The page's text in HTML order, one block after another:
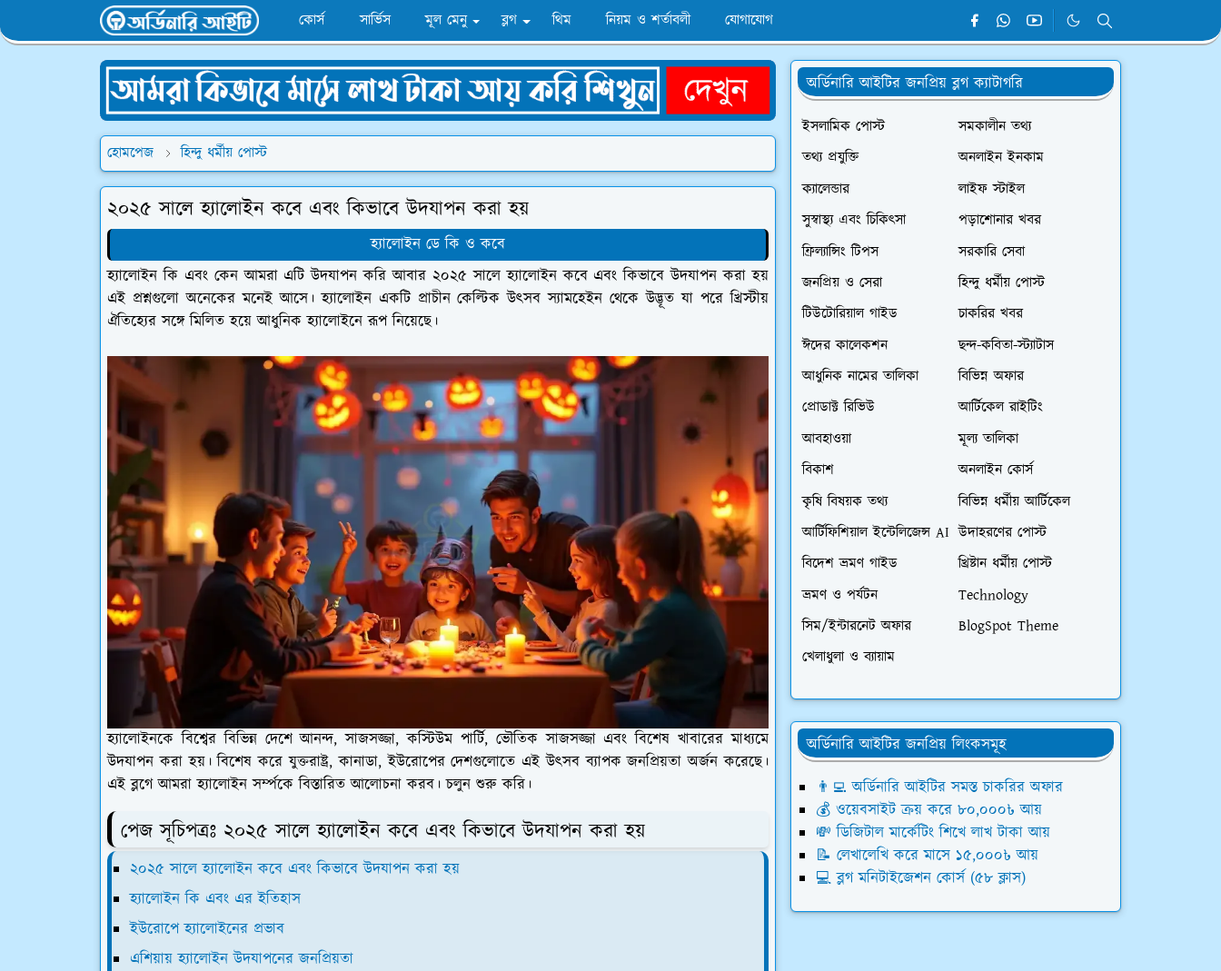
কোর্স সার্ভিস মূল মেনু ব্লগ থিম নিয়ম ও শর্তাবলী যোগাযোগ
হোমপেজ হিন্দু ধর্মীয় পোস্ট
২০২৫ সালে হ্যালোইন কবে এবং কিভাবে উদযাপন করা হয়
হ্যালোইন ডে কি ও কবে
হ্যালোইন কি এবং কেন আমরা এটি উদযাপন করি আবার ২০২৫ সালে হ্যালোইন কবে এবং কিভাবে উদযাপন করা হয়
এই প্রশ্নগুলো অনেকের মনেই আসে। হ্যালোইন একটি প্রাচীন কেল্টিক উৎসব স্যামহেইন থেকে উদ্ভূত যা পরে খ্রিস্টীয়
ঐতিহ্যের সঙ্গে মিলিত হয়ে আধুনিক হ্যালোইনে রূপ নিয়েছে।
হ্যালোইনকে বিশ্বের বিভিন্ন দেশে আনন্দ, সাজসজ্জা, কস্টিউম পার্টি, ভৌতিক সাজসজ্জা এবং বিশেষ খাবারের মাধ্যমে
উদযাপন করা হয়। বিশেষ করে যুক্তরাষ্ট্র, কানাডা, ইউরোপের দেশগুলোতে এই উৎসব ব্যাপক জনপ্রিয়তা অর্জন করেছে।
এই ব্লগে আমরা হ্যালোইন সর্ম্পকে বিস্তারিত আলোচনা করব। চলুন শুরু করি।
পেজ সূচিপত্রঃ ২০২৫ সালে হ্যালোইন কবে এবং কিভাবে উদযাপন করা হয়
২০২৫ সালে হ্যালোইন কবে এবং কিভাবে উদযাপন করা হয়
হ্যালোইন কি এবং এর ইতিহাস
ইউরোপে হ্যালোইনের প্রভাব
এশিয়ায় হ্যালোইন উদযাপনের জনপ্রিয়তা
অর্ডিনারি আইটির জনপ্রিয় ব্লগ ক্যাটাগরি
ইসলামিক পোস্ট
সমকালীন তথ্য
তথ্য প্রযুক্তি
অনলাইন ইনকাম
ক্যালেন্ডার
লাইফ স্টাইল
সুস্বাস্থ্য এবং চিকিৎসা
পড়াশোনার খবর
ফ্রিল্যান্সিং টিপস
সরকারি সেবা
জনপ্রিয় ও সেরা
হিন্দু ধর্মীয় পোস্ট
টিউটোরিয়াল গাইড
চাকরির খবর
ঈদের কালেকশন
ছন্দ-কবিতা-স্ট্যাটাস
আধুনিক নামের তালিকা
বিভিন্ন অফার
প্রোডাক্ট রিভিউ
আর্টিকেল রাইটিং
আবহাওয়া
মূল্য তালিকা
বিকাশ
অনলাইন কোর্স
কৃষি বিষয়ক তথ্য
বিভিন্ন ধর্মীয় আর্টিকেল
আর্টিফিশিয়াল ইন্টেলিজেন্স AI উদাহরণের পোস্ট
বিদেশ ভ্রমণ গাইড
খ্রিষ্টান ধর্মীয় পোস্ট
ভ্রমণ ও পর্যটন
Technology
সিম/ইন্টারনেট অফার
BlogSpot Theme
খেলাধুলা ও ব্যায়াম
অর্ডিনারি আইটির জনপ্রিয় লিংকসমূহ
👨‍💻 অর্ডিনারি আইটির সমস্ত চাকরির অফার
💰 ওয়েবসাইট ক্রয় করে ৮০,০০০৳ আয়
💸 ডিজিটাল মার্কেটিং শিখে লাখ টাকা আয়
📝 লেখালেখি করে মাসে ১৫,০০০৳ আয়
💻 ব্লগ মনিটাইজেশন কোর্স (৫৮ ক্লাস)